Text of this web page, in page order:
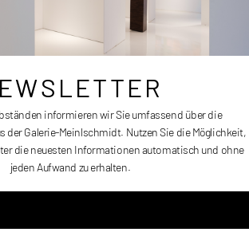
informieren wir Sie umfassend über die
der Galerie-Meinlschmidt. Nutzen Sie die Möglichkeit,
die neuesten Informationen automatisch und ohne
jeden Aufwand zu erhalten.